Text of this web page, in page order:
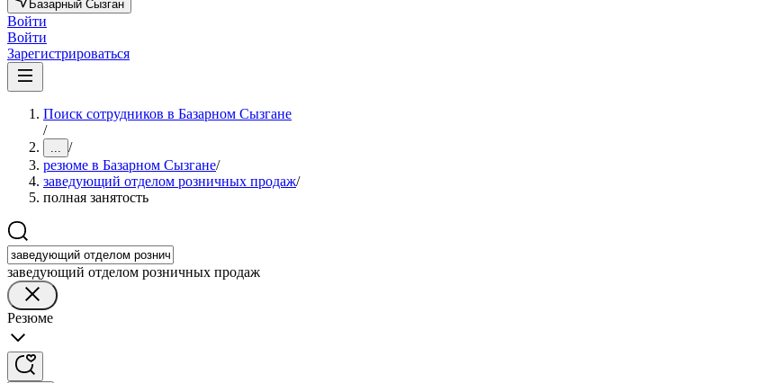
Базарный Сызган
Войти
Войти
Зарегистрироваться
Поиск сотрудников в Базарном Сызгане
/
... /
резюме в Базарном Сызгане/
заведующий отделом розничных продаж/
полная занятость
заведующий отделом розничных продаж
Резюме